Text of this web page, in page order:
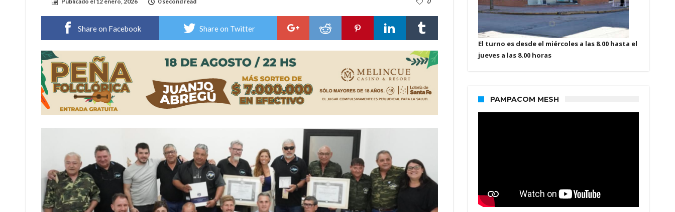
Roxana Carabajal dejó su huella en la peña de Casino Melincué
Share on Facebook Share on Twitter
El turno es desde el miércoles a las 8.00 hasta el
jueves a las 8.00 horas
PAMPACOM MESH